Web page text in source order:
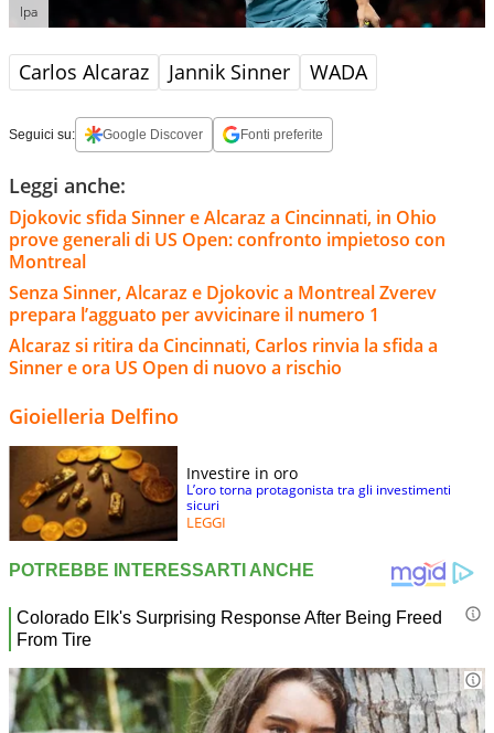
Ipa
Carlos Alcaraz Jannik Sinner WADA
Seguici su: Google Discover Fonti preferite
Leggi anche:
Djokovic sfida Sinner e Alcaraz a Cincinnati, in Ohio
prove generali di US Open: confronto impietoso con
Montreal
Senza Sinner, Alcaraz e Djokovic a Montreal Zverev
prepara l’agguato per avvicinare il numero 1
Alcaraz si ritira da Cincinnati, Carlos rinvia la sfida a
Sinner e ora US Open di nuovo a rischio
Gioielleria Delfino
Investire in oro
L’oro torna protagonista tra gli investimenti
sicuri
LEGGI